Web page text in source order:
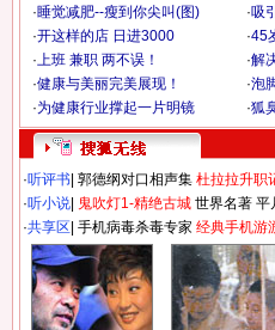
·睡觉减肥--瘦到你尖叫(图) ·吸
·开这样的店 日进3000 ·45
·上班 兼职 两不误！ ·解
·健康与美丽完美展现！ ·泡
·为健康行业撑起一片明镜 ·狐
·听评书 郭德纲对口相声集 杜拉拉升职
·听小说 鬼吹灯1-精绝古城 世界名著 平
·共享区 手机病毒杀毒专家 经典手机游